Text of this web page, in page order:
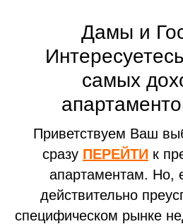
Дамы и
самых
Приветствуем Ваш
сразу ПЕРЕЙТИ к
апартаментам. Но,
действительно
специфическом рынке